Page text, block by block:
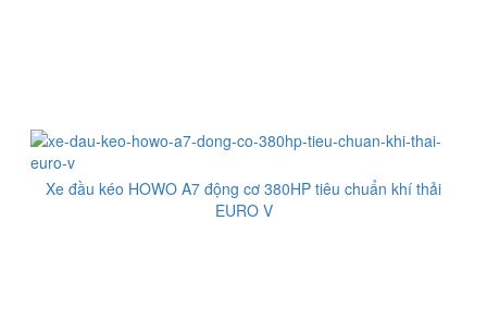
Xe đầu kéo HOWO A7 động cơ 380HP tiêu chuẩn khí thải
EURO V